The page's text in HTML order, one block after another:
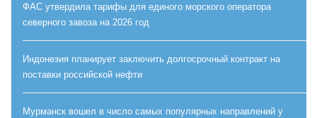
ФАС утвердила тарифы для единого морского оператора
северного завоза на 2026 год
Индонезия планирует заключить долгосрочный контракт на
поставки российской нефти
Мурманск вошел в число самых популярных направлений у